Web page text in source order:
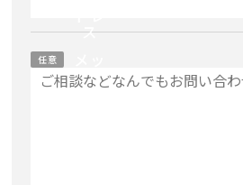
ス
任意
セー
ジ